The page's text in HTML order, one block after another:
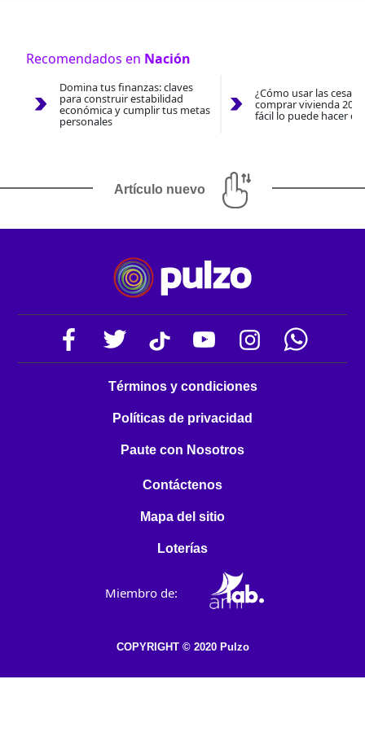
Recomendados en Nación
Domina tus finanzas: claves
para construir estabilidad
económica y cumplir tus metas
personales
¿Cómo usar las
comprar vivienda
fácil lo puede hacer
Artículo nuevo
Términos y condiciones
Políticas de privacidad
Paute con Nosotros
Contáctenos
Mapa del sitio
Loterías
Miembro de:
COPYRIGHT © 2020 Pulzo